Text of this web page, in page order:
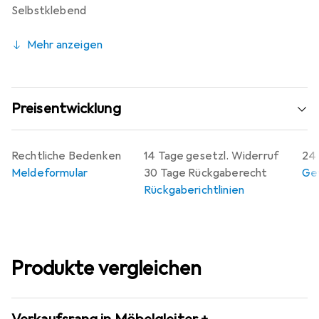
Selbstklebend
Mehr anzeigen
Preisentwicklung
14 Tage gesetzl. Widerruf
30 Tage Rückgaberecht
Rückgaberichtlinien
24
Rechtliche Bedenken
Meldeformular
Produkte vergleichen